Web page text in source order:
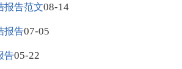
报告范文08-14
报告07-05
告05-22